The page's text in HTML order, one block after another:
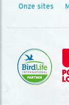
Onze sites